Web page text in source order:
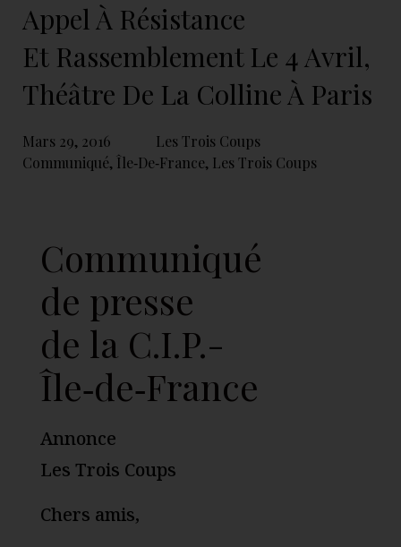
Appel À Résistance
Et Rassemblement Le 4 Avril,
Théâtre De La Colline À Paris
Mars 29, 2016
Les Trois Coups
Communiqué, Île‑de‑France, Les Trois Coups
Communiqué
de presse
de la C.I.P.-
Île‑de‑France
Annonce
Les Trois Coups
Chers amis,